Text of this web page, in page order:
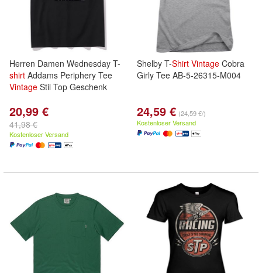
Herren Damen Wednesday T-
shirt Addams Periphery Tee
Vintage Stil Top Geschenk
20,99 €
41,98 €
Kostenloser Versand
Shelby T-Shirt Vintage Cobra
Girly Tee AB-5-26315-M004
24,59 € (24,59 €/)
Kostenloser Versand